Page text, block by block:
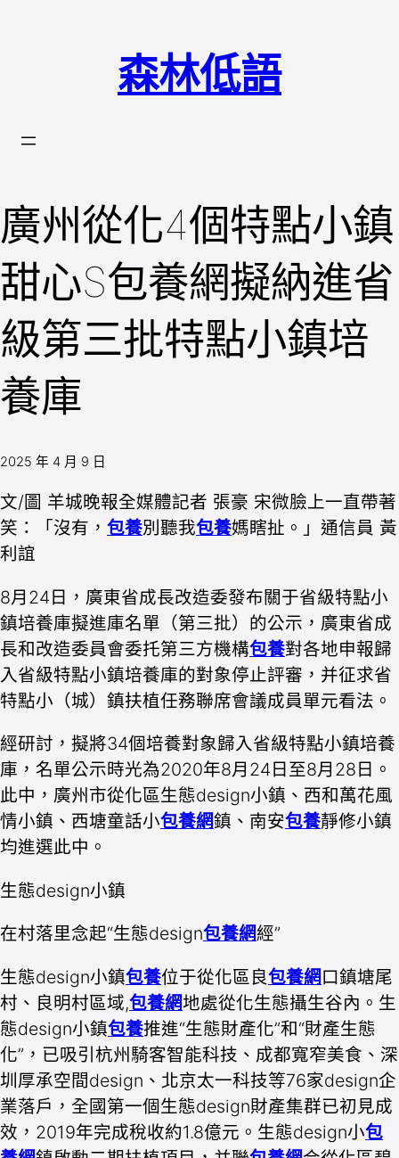
森林低語
廣州從化4個特點小鎮
甜心S包養網擬納進省
級第三批特點小鎮培
養庫
2025 年 4 月 9 日
文/圖 羊城晚報全媒體記者 張豪 宋微臉上一直帶著
笑：「沒有， 包養別聽我包養媽瞎扯。」通信員 黃
利誼
8月24日，廣東省成長改造委發布關于省級特點小
鎮培養庫擬進庫名單（第三批）的公示，廣東省成
長和改造委員會委托第三方機構包養對各地申報歸
入省級特點小鎮培養庫的對象停止評審，并征求省
特點小（城）鎮扶植任務聯席會議成員單元看法。
經研討，擬將34個培養對象歸入省級特點小鎮培養
庫，名單公示時光為2020年8月24日至8月28日。
此中，廣州市從化區生態design小鎮、西和萬花風
情小鎮、西塘童話小包養網鎮、南安包養靜修小鎮
均進選此中。
生態design小鎮
在村落里念起“生態design包養網經”
生態design小鎮包養位于從化區良包養網 口鎮塘尾
村、良明村區域,包養網地處從化生態攝生谷內。生
態design小鎮包養推進“生態財產化”和“財產生態
化”，已吸引杭州騎客智能科技、成都寬窄美食、深
圳厚承空間design、北京太一科技等76家design企
業落戶，全國第一個生態design財產集群已初見成
效，2019年完成稅收約1.8億元。生態design小包